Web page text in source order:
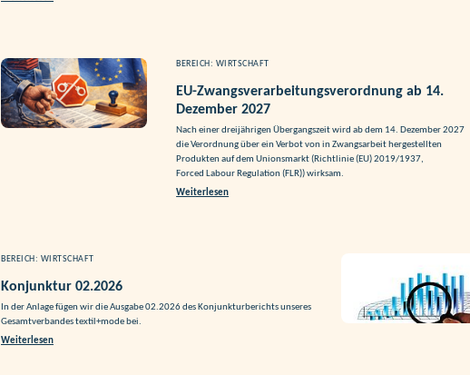
BEREICH: WIRTSCHAFT
EU-Zwangsverarbeitungsverordnung ab 14.
Dezember 2027
Nach einer dreijährigen Übergangszeit wird ab dem 14. Dezember 2027
die Verordnung über ein Verbot von in Zwangsarbeit hergestellten
Produkten auf dem Unionsmarkt (Richtlinie (EU) 2019/1937,
Forced Labour Regulation (FLR)) wirksam.
Weiterlesen
BEREICH: WIRTSCHAFT
Konjunktur 02.2026
In der Anlage fügen wir die Ausgabe 02.2026 des Konjunkturberichts unseres
Gesamtverbandes textil+mode bei.
Weiterlesen